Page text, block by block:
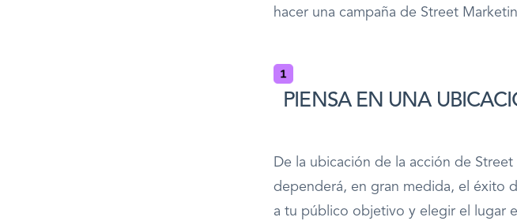
hacer una campaña de Street
PIENSA EN UNA
De la ubicación de la acción de
dependerá, en gran medida, el éxito
a tu público objetivo y elegir el lugar